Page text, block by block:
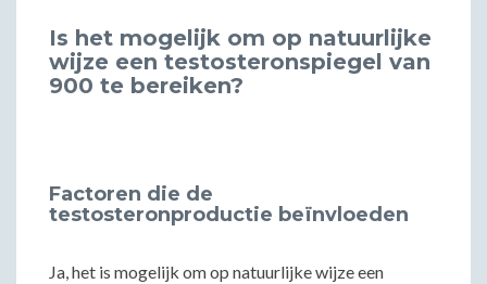
Is het mogelijk om op natuurlijke
wijze een testosteronspiegel van
900 te bereiken?
Factoren die de
testosteronproductie beïnvloeden
Ja, het is mogelijk om op natuurlijke wijze een